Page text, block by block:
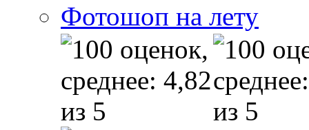
Фотошоп на лету